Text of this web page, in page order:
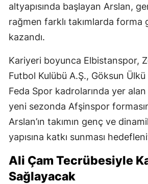
altyapısında başlayan Arslan,
rağmen farklı takımlarda forma
kazandı.
Kariyeri boyunca Elbistanspor,
Futbol Kulübü A.Ş., Göksun
Feda Spor kadrolarında yer
yeni sezonda Afşinspor
Arslan’ın takımın genç ve
yapısına katkı sunması
Ali Çam Tecrübesiyle
Sağlayacak